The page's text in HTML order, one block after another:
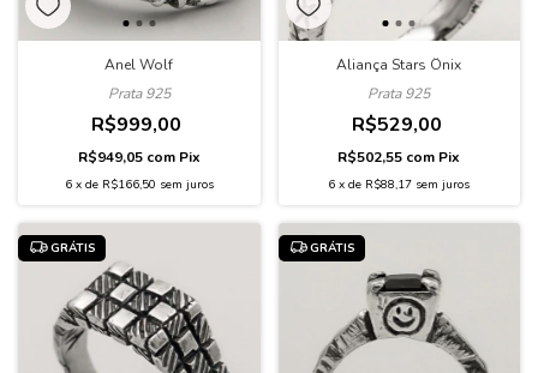
Anel Wolf
Prata 925
R$999,00
R$949,05 com Pix
6 x de R$166,50 sem juros
Aliança Stars Ônix
Prata 925
R$529,00
R$502,55 com Pix
6 xde R$88,17 sem juros
GRÁTIS GRÁTIS